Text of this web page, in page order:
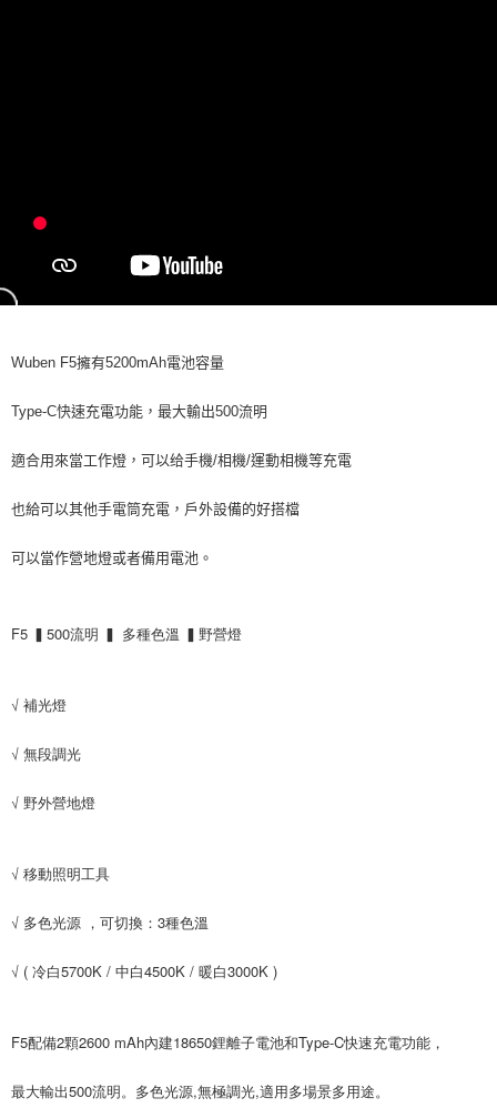
Wuben F5擁有5200mAh電池容量
Type-C快速充電功能，最大輸出500流明
適合用來當工作燈，可以给手機/相機/運動相機等充電
也給可以其他手電筒充電，戶外設備的好搭檔
可以當作營地燈或者備用電池。
F5 ▍500流明 ▍ 多種色溫 ▍野營燈
√ 補光燈
√ 無段調光
√ 野外營地燈
√ 移動照明工具
√ 多色光源 ，可切換：3種色溫
√ ( 冷白5700K / 中白4500K / 暖白3000K )
F5配備2顆2600 mAh內建18650鋰離子電池和Type-C快速充電功能，
最大輸出500流明。多色光源,無極調光,適用多場景多用途。